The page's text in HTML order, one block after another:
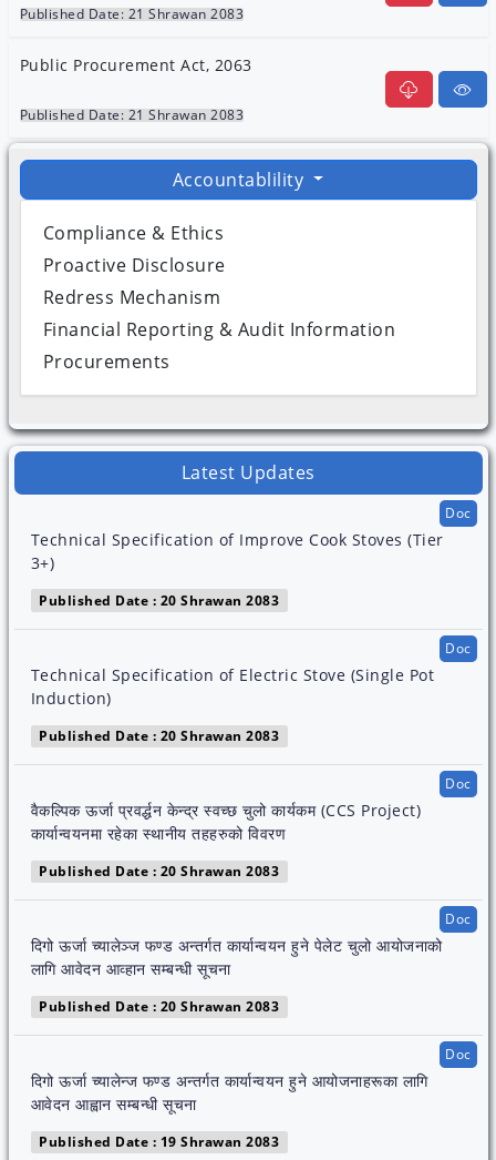
Published Date: 21 Shrawan 2083
Public Procurement Act, 2063
Published Date: 21 Shrawan 2083
Accountablility
Compliance & Ethics
Proactive Disclosure
Redress Mechanism
Financial Reporting & Audit Information
Procurements
Latest Updates
Technical Specification of Improve Cook Stoves (Tier
3+)
Published Date : 20 Shrawan 2083
Doc
Technical Specification of Electric Stove (Single Pot
Induction)
Published Date : 20 Shrawan 2083
Doc
वैकल्पिक ऊर्जा प्रवर्द्धन केन्द्र स्वच्छ चुलो कार्यकम (CCS Project)
कार्यान्वयनमा रहेका स्थानीय तहहरुको विवरण
Published Date : 20 Shrawan 2083
Doc
दिगो ऊर्जा च्यालेञ्ज फण्ड अन्तर्गत कार्यान्वयन हुने पेलेट चुलो आयोजनाको
लागि आवेदन आव्हान सम्बन्धी सूचना
Published Date : 20 Shrawan 2083
Doc
दिगो ऊर्जा च्यालेन्ज फण्ड अन्तर्गत कार्यान्वयन हुने आयोजनाहरूका लागि
आवेदन आह्वान सम्बन्धी सूचना
Published Date : 19 Shrawan 2083
Doc